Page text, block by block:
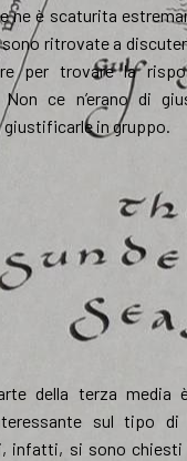
ne è scaturita
ritrovate a
per trovare la
ce n’erano di
in gruppo.
della terza media
sul tipo di
infatti, si sono chiesti